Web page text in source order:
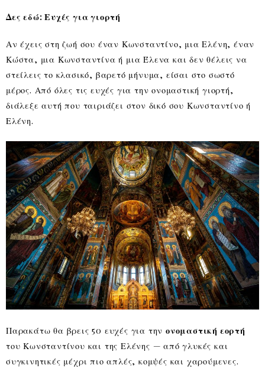
Δες εδώ: Ευχές για γιορτή
Αν έχεις στη ζωή σου έναν Κωνσταντίνο, μια Ελένη, έναν
Κώστα, μια Κωνσταντίνα ή μια Έλενα και δεν θέλεις να
στείλεις το κλασικό, βαρετό μήνυμα, είσαι στο σωστό
μέρος. Από όλες τις ευχές για την ονομαστική γιορτή,
διάλεξε αυτή που ταιριάζει στον δικό σου Κωνσταντίνο ή
Ελένη.
Παρακάτω θα βρεις 50 ευχές για την ονομαστική εορτή
του Κωνσταντίνου και της Ελένης — από γλυκές και
συγκινητικές μέχρι πιο απλές, κομψές και χαρούμενες.